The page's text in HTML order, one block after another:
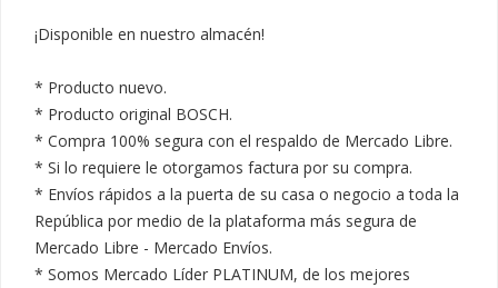
¡Disponible en nuestro almacén!
* Producto nuevo.
* Producto original BOSCH.
* Compra 100% segura con el respaldo de Mercado Libre.
* Si lo requiere le otorgamos factura por su compra.
* Envíos rápidos a la puerta de su casa o negocio a toda la
República por medio de la plataforma más segura de
Mercado Libre - Mercado Envíos.
* Somos Mercado Líder PLATINUM, de los mejores